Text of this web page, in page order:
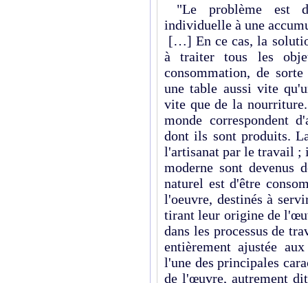
"Le problème est
individuelle à une
[…] En ce cas, la
à traiter tous les
consommation, de
une table aussi vite
vite que de la
monde correspondent
dont ils sont produits.
l'artisanat par le travail ;
moderne sont
naturel est d'être
l'oeuvre, destinés à
tirant leur origine de
dans les processus de
entièrement ajustée
l'une des principales
de l'œuvre, autrement